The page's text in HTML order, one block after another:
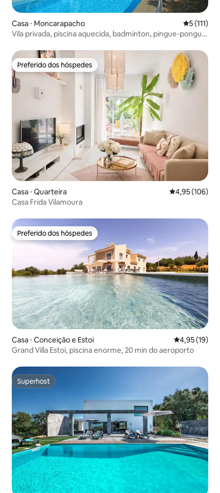
Casa ⋅ Moncarapacho 5 de uma
5 (111)
Vila privada, piscina aquecida, badminton, pingue-pongue
Preferido dos hóspedes
Preferido dos hóspedes
Casa ⋅ Quarteira 4,95 de uma
4,95 (106)
Casa Frida Vilamoura
Preferido dos hóspedes
Preferido dos hóspedes
Casa ⋅ Conceição e Estoi 4,95 de uma
4,95 (19)
Grand Villa Estoi, piscina enorme, 20 min do aeroporto
Superhost
Superhost